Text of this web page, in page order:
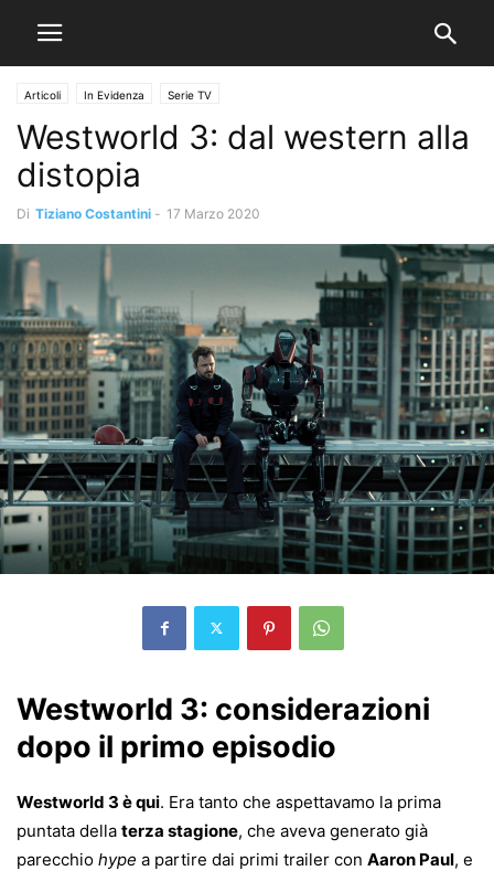
Articoli In Evidenza Serie TV
Westworld 3: dal western alla
distopia
Di Tiziano Costantini - 17 Marzo 2020
Westworld 3: considerazioni
dopo il primo episodio
Westworld 3 è qui. Era tanto che aspettavamo la prima
puntata della terza stagione, che aveva generato già
parecchio hype a partire dai primi trailer con Aaron Paul, e